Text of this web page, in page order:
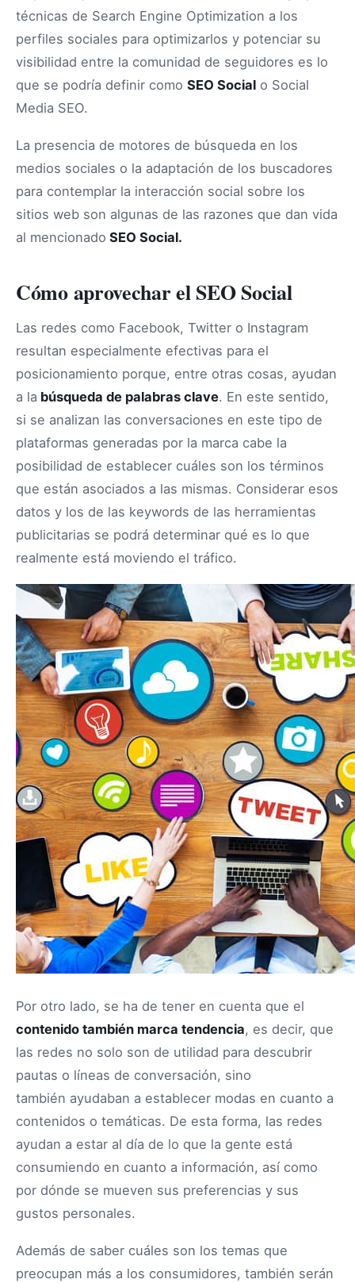
técnicas de Search Engine Optimization a los
perfiles sociales para optimizarlos y potenciar su
visibilidad entre la comunidad de seguidores es lo
que se podría definir como SEO Social o Social
Media SEO.
La presencia de motores de búsqueda en los
medios sociales o la adaptación de los buscadores
para contemplar la interacción social sobre los
sitios web son algunas de las razones que dan vida
al mencionado SEO Social.
Cómo aprovechar el SEO Social
Las redes como Facebook, Twitter o Instagram
resultan especialmente efectivas para el
posicionamiento porque, entre otras cosas, ayudan
a la búsqueda de palabras clave. En este sentido,
si se analizan las conversaciones en este tipo de
plataformas generadas por la marca cabe la
posibilidad de establecer cuáles son los términos
que están asociados a las mismas. Considerar esos
datos y los de las keywords de las herramientas
publicitarias se podrá determinar qué es lo que
realmente está moviendo el tráfico.
Por otro lado, se ha de tener en cuenta que el
contenido también marca tendencia, es decir, que
las redes no solo son de utilidad para descubrir
pautas o líneas de conversación, sino
también ayudaban a establecer modas en cuanto a
contenidos o temáticas. De esta forma, las redes
ayudan a estar al día de lo que la gente está
consumiendo en cuanto a información, así como
por dónde se mueven sus preferencias y sus
gustos personales.
Además de saber cuáles son los temas que
preocupan más a los consumidores, también serán